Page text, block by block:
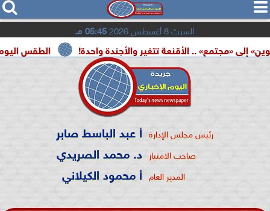
  
السبت 8 أغسطس 2026 05:45 مـ
الطقس اليوم.. شديد .. الأقنعة تتغير والأجندة واحدة!
رئيس مجلس الإدارة أ عبد الباسط صابر
صاحب الامتياز د. محمد الصريدي
المدير العام أ محمود الكيلاني